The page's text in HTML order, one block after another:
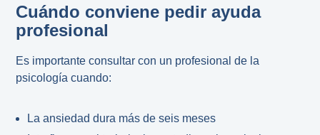
Cuándo conviene pedir ayuda
profesional
Es importante consultar con un profesional de la
psicología cuando:
La ansiedad dura más de seis meses